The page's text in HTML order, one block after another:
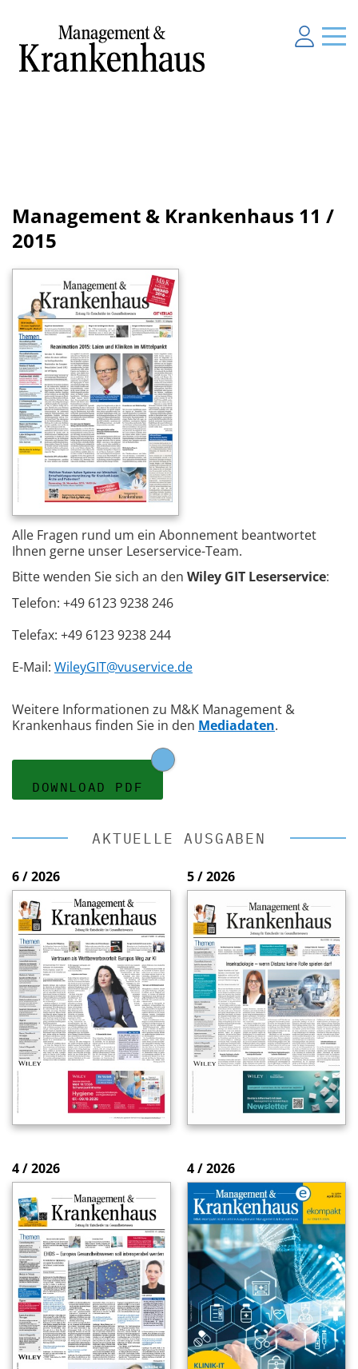
Management & Krankenhaus 11 /
2015
Alle Fragen rund um ein Abonnement beantwortet
Ihnen gerne unser Leserservice-Team.
Bitte wenden Sie sich an den Wiley GIT Leserservice:
Telefon: +49 6123 9238 246
Telefax: +49 6123 9238 244
E-Mail: WileyGIT@vuservice.de
Weitere Informationen zu M&K Management &
Krankenhaus finden Sie in den Mediadaten.
DOWNLOAD PDF
AKTUELLE AUSGABEN
6 / 2026 5 / 2026
4 / 2026 4 / 2026